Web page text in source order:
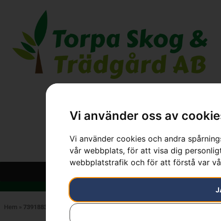
Vi använder oss av
Vi använder cookies och andra
vår webbplats, för att visa dig
webbplatstrafik och för att förstå var
Hem » 7391883056950